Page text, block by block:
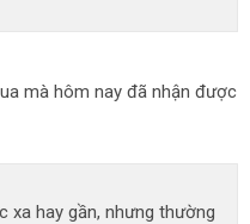
mà hôm nay đã nhận được
xa hay gần, nhưng thường